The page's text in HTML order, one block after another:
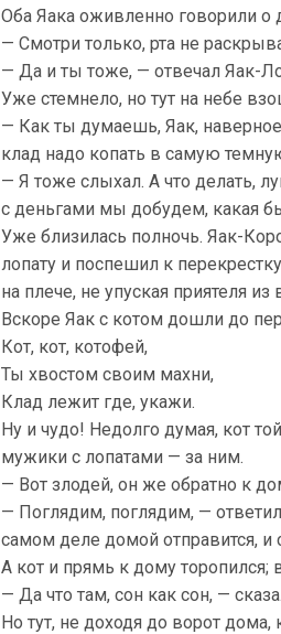
Оба Яака оживленно говорили о
— Смотри только, рта не
— Да и ты тоже, — отвечал Яак-
Уже стемнело, но тут на небе
— Как ты думаешь, Яак,
клад надо копать в самую
— Я тоже слыхал. А что делать,
с деньгами мы добудем, какая
Уже близилась полночь. Яак-
лопату и поспешил к
на плече, не упуская приятеля
Вскоре Яак с котом дошли до
Кот, кот, котофей,
Ты хвостом своим махни,
Клад лежит где, укажи.
Ну и чудо! Недолго думая, кот
мужики с лопатами — за ним.
— Вот злодей, он же обратно к
— Поглядим, поглядим, —
самом деле домой отправится, и
А кот и прямь к дому торопился;
— Да что там, сон как сон, —
Но тут, не доходя до ворот